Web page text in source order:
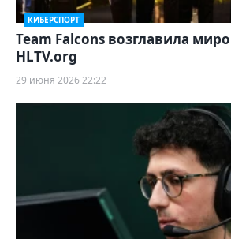
КИБЕРСПОРТ
Team Falcons возглавила
HLTV.org
29 июня 2026 22:22